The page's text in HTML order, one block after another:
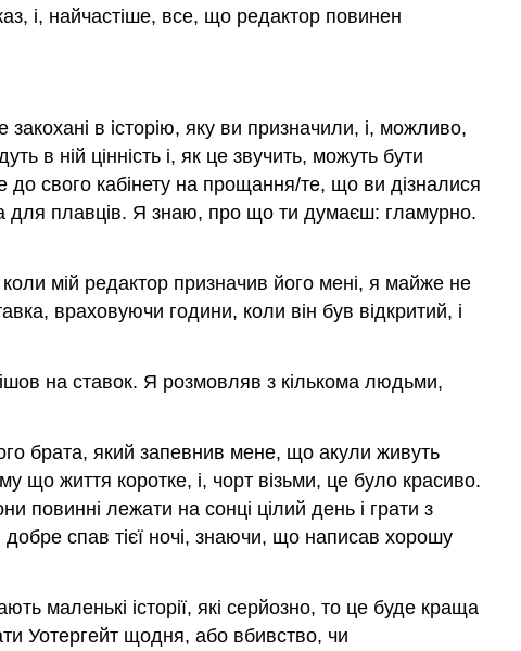
і, найчастіше, все, що редактор повинен
в історію, яку ви призначили, і, можливо,
в ній цінність і, як це звучить, можуть бути
до свого кабінету на прощання/те, що ви дізналися
для плавців. Я знаю, про що ти думаєш: гламурно.
коли мій редактор призначив його мені, я майже не
враховуючи години, коли він був відкритий, і
на ставок. Я розмовляв з кількома людьми,
брата, який запевнив мене, що акули живуть
що життя коротке, і, чорт візьми, це було красиво.
повинні лежати на сонці цілий день і грати з
спав тієї ночі, знаючи, що написав хорошу
маленькі історії, які серйозно, то це буде краща
Уотергейт щодня, або вбивство, чи